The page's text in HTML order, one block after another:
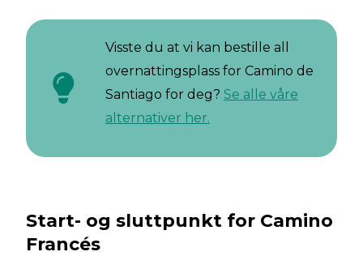
Visste du at vi kan bestille all
overnattingsplass for Camino de
Santiago for deg? Se alle våre
alternativer her.
Start- og sluttpunkt for Camino
Francés